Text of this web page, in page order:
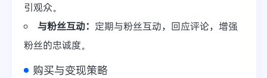
引观众。
与粉丝互动： 定期与粉丝互动，回应评论，增强
粉丝的忠诚度。
购买与变现策略